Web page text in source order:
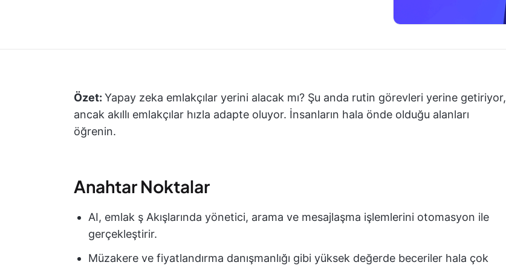
Özet: Yapay zeka emlakçılar yerini alacak mı? Şu anda rutin görevleri yerine getiriyor,
ancak akıllı emlakçılar hızla adapte oluyor. İnsanların hala önde olduğu alanları
öğrenin.
Anahtar Noktalar
AI, emlak ş Akışlarında yönetici, arama ve mesajlaşma işlemlerini otomasyon ile
gerçekleştirir.
Müzakere ve fiyatlandırma danışmanlığı gibi yüksek değerde beceriler hala çok